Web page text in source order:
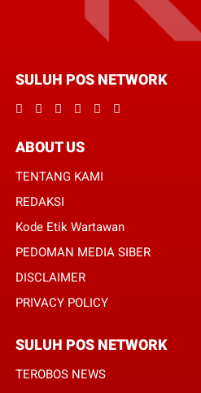
SULUH POS NETWORK
ABOUT US
TENTANG KAMI
REDAKSI
Kode Etik Wartawan
PEDOMAN MEDIA SIBER
DISCLAIMER
PRIVACY POLICY
SULUH POS NETWORK
TEROBOS NEWS